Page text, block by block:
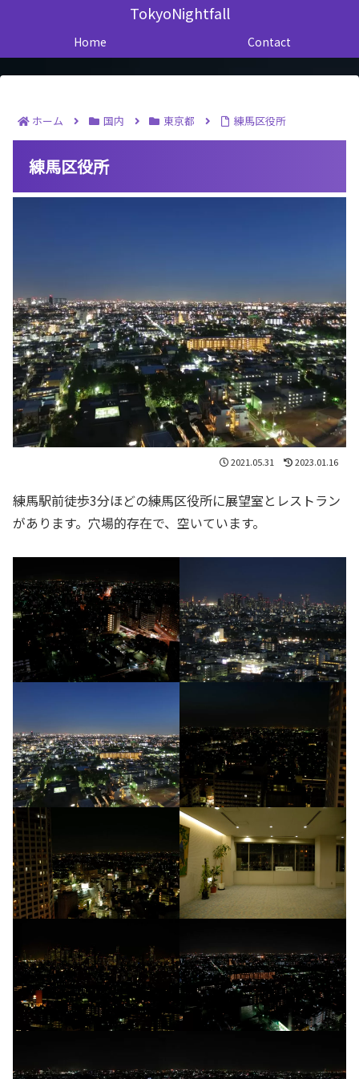
TokyoNightfall
Home Contact
ホーム 国内 東京都 練馬区役所
練馬区役所
2021.05.31 2023.01.16
練馬駅前徒歩3分ほどの練馬区役所に展望室とレストラン
があります。穴場的存在で、空いています。